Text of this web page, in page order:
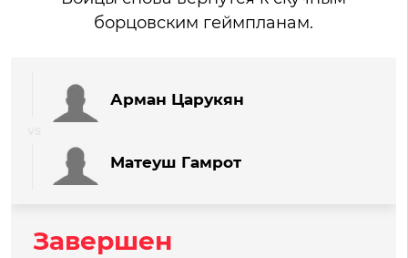
борцовским геймпланам.
Арман Царукян
Матеуш Гамрот
Завершен